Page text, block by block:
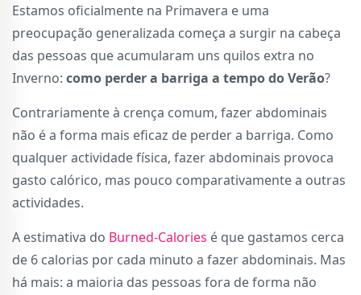
Estamos oficialmente na Primavera e uma
preocupação generalizada começa a surgir na cabeça
das pessoas que acumularam uns quilos extra no
Inverno: como perder a barriga a tempo do Verão?
Contrariamente à crença comum, fazer abdominais
não é a forma mais eficaz de perder a barriga. Como
qualquer actividade física, fazer abdominais provoca
gasto calórico, mas pouco comparativamente a outras
actividades.
A estimativa do Burned-Calories é que gastamos cerca
de 6 calorias por cada minuto a fazer abdominais. Mas
há mais: a maioria das pessoas fora de forma não